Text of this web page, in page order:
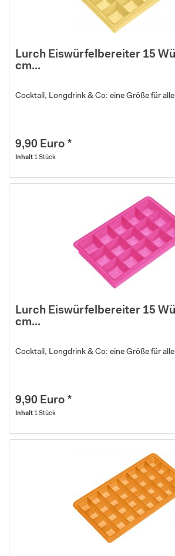
Lurch Eiswürfelbereiter 15
cm...
Cocktail, Longdrink & Co: eine Größe für
9,90 Euro *
Inhalt 1 Stück
Lurch Eiswürfelbereiter 15
cm...
Cocktail, Longdrink & Co: eine Größe für
9,90 Euro *
Inhalt 1 Stück